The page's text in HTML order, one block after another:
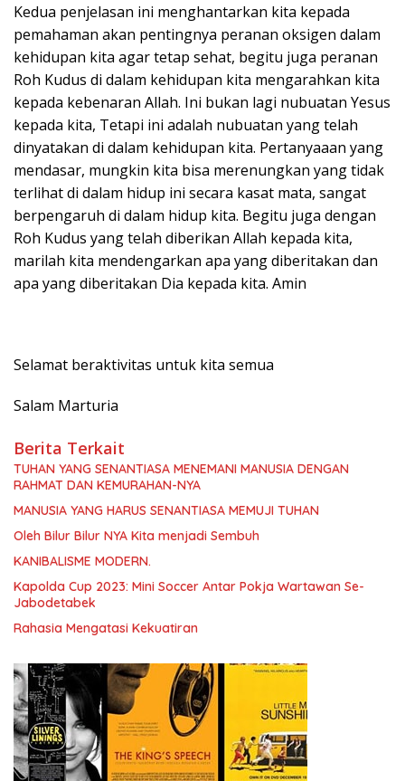
Kedua penjelasan ini menghantarkan kita kepada
pemahaman akan pentingnya peranan oksigen dalam
kehidupan kita agar tetap sehat, begitu juga peranan
Roh Kudus di dalam kehidupan kita mengarahkan kita
kepada kebenaran Allah. Ini bukan lagi nubuatan Yesus
kepada kita, Tetapi ini adalah nubuatan yang telah
dinyatakan di dalam kehidupan kita. Pertanyaaan yang
mendasar, mungkin kita bisa merenungkan yang tidak
terlihat di dalam hidup ini secara kasat mata, sangat
berpengaruh di dalam hidup kita. Begitu juga dengan
Roh Kudus yang telah diberikan Allah kepada kita,
marilah kita mendengarkan apa yang diberitakan dan
apa yang diberitakan Dia kepada kita. Amin
Selamat beraktivitas untuk kita semua
Salam Marturia
Berita Terkait
TUHAN YANG SENANTIASA MENEMANI MANUSIA DENGAN
RAHMAT DAN KEMURAHAN-NYA
MANUSIA YANG HARUS SENANTIASA MEMUJI TUHAN
Oleh Bilur Bilur NYA Kita menjadi Sembuh
KANIBALISME MODERN.
Kapolda Cup 2023: Mini Soccer Antar Pokja Wartawan Se-
Jabodetabek
Rahasia Mengatasi Kekuatiran